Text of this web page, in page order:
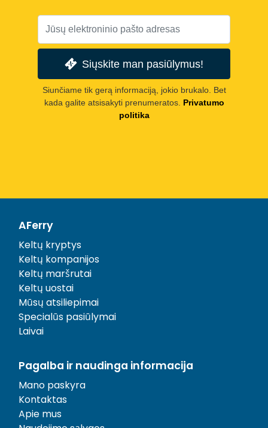
Siųskite man pasiūlymus!
Siunčiame tik gerą informaciją, jokio brukalo. Bet
kada galite atsisakyti prenumeratos. Privatumo
politika
AFerry
Keltų kryptys
Keltų kompanijos
Keltų maršrutai
Keltų uostai
Mūsų atsiliepimai
Specialūs pasiūlymai
Laivai
Pagalba ir naudinga informacija
Mano paskyra
Kontaktas
Apie mus